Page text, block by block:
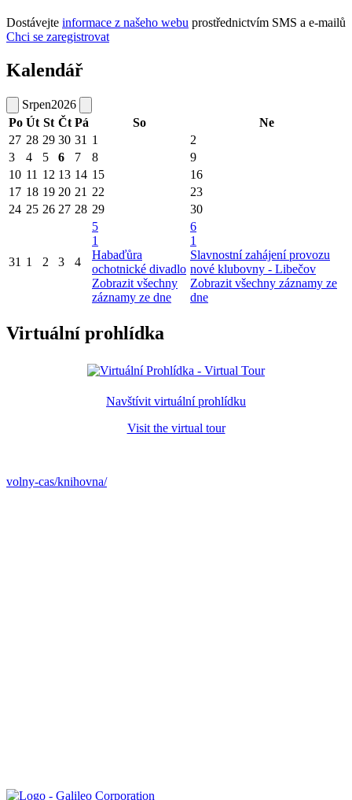
Dostávejte informace z našeho webu prostřednictvím SMS a e-mailů
Chci se zaregistrovat
Kalendář
Srpen2026
Po Út St Čt Pá So
Ne
27 28 29 30 31 1
2
3
4 5 6 7 8
9
10 11 12 13 14 15
16
17 18 19 20 21 22
23
24 25 26 27 28 29 30
31 1 2 3 4
5
1
Habaďůra
ochotnické divadlo
Zobrazit všechny
záznamy ze dne
6
1
Slavnostní zahájení provozu
nové klubovny - Libečov
Zobrazit všechny záznamy ze
dne
Virtuální prohlídka
Navštívit virtuální prohlídku
Visit the virtual tour
volny-cas/knihovna/